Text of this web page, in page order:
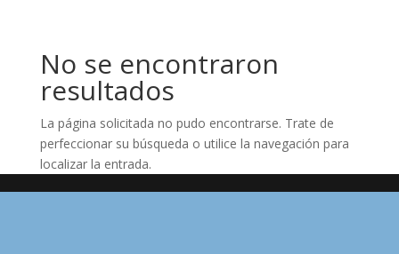
No se encontraron
resultados
La página solicitada no pudo encontrarse. Trate de
perfeccionar su búsqueda o utilice la navegación para
localizar la entrada.